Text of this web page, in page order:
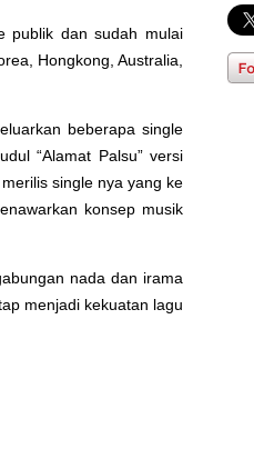
publik dan sudah mulai
Hongkong, Australia,
beberapa single
“Alamat Palsu” versi
single nya yang ke
konsep musik
nada dan irama
menjadi kekuatan lagu